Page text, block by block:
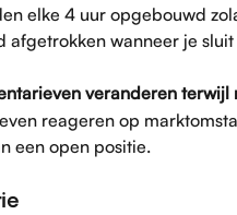
elke 4 uur opgebouwd
afgetrokken wanneer je
veranderen terwijl
reageren op
een open positie.